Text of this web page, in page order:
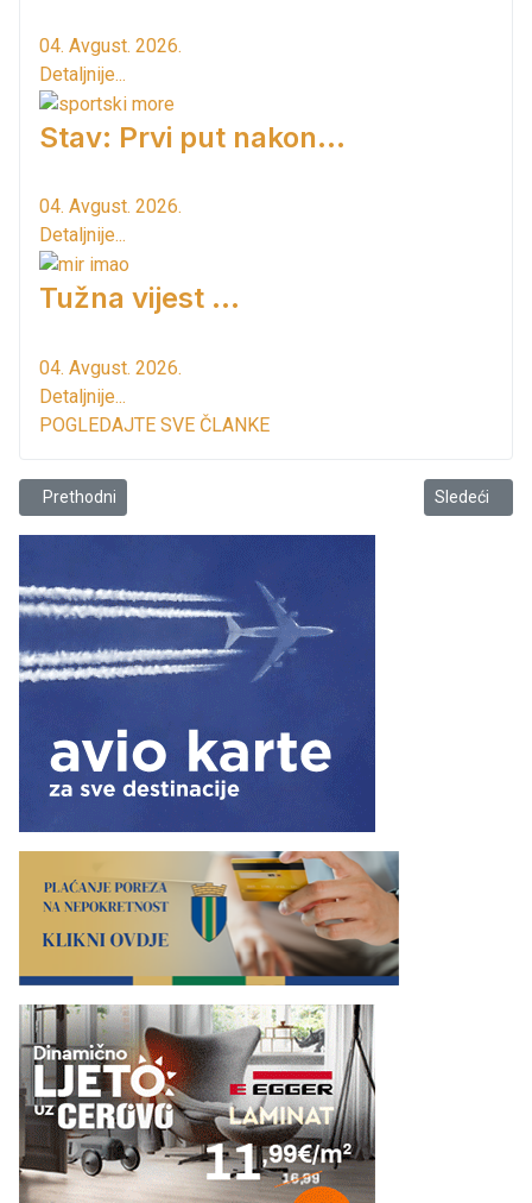
04. Avgust. 2026.
Detaljnije...
Stav: Prvi put nakon…
04. Avgust. 2026.
Detaljnije...
Tužna vijest ...
04. Avgust. 2026.
Detaljnije...
POGLEDAJTE SVE ČLANKE
Prethodni članak: Najava takmičenja
Prethodni Sledeći
Sledeći